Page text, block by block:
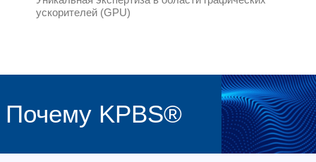
требованием высокого уровня
Быстрое создание новых рабочих
разнообразных шаблонов